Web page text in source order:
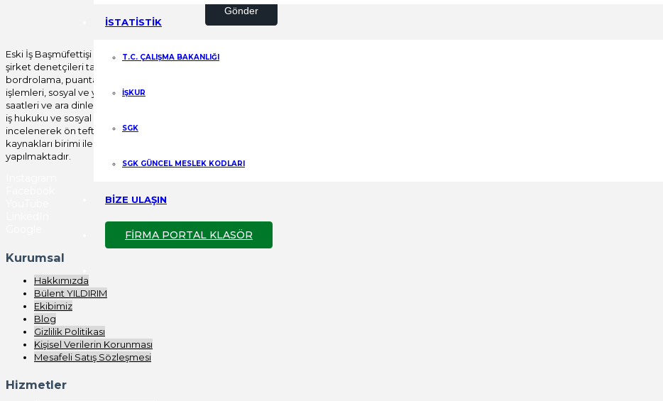
İSTATİSTİK
T.C. ÇALIŞMA BAKANLIĞI
İŞKUR
SGK
SGK GÜNCEL MESLEK KODLARI
BİZE ULAŞIN
FİRMA PORTAL KLASÖR
Gönder
Eski İş Başmüfettişi Bülent YILDIRIM öncülüğünde
şirket denetçileri tarafından tüm özlük, yıllık izin,
bordrolama, puantajlama, disiplin mevzuatı, fesih
işlemleri, sosyal ve yan haklar, fazla çalışma, çalışma
saatleri ve ara dinlenme süreleri başta olmak üzere
iş hukuku ve sosyal güvenlik mevzuatı uygulamaları
incelenerek ön teftiş raporu verilerek, insan
kaynakları birimi ile birlikte yerinde düzeltme işlemi
yapılmaktadır.
Kurumsal
Hakkımızda
Bülent YILDIRIM
Ekibimiz
Blog
Gizlilik Politikası
Kişisel Verilerin Korunması
Mesafeli Satış Sözleşmesi
Hizmetler